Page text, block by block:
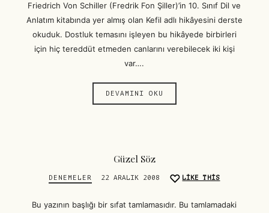
Friedrich Von Schiller (Fredrik Fon Şiller)’in 10. Sınıf Dil ve
Anlatım kitabında yer almış olan Kefil adlı hikâyesini derste
okuduk. Dostluk temasını işleyen bu hikâyede birbirleri
için hiç tereddüt etmeden canlarını verebilecek iki kişi
var….
DEVAMINI OKU
Güzel Söz
DENEMELER 22 ARALIK 2008 LIKE THIS
Bu yazının başlığı bir sıfat tamlamasıdır. Bu tamlamadaki